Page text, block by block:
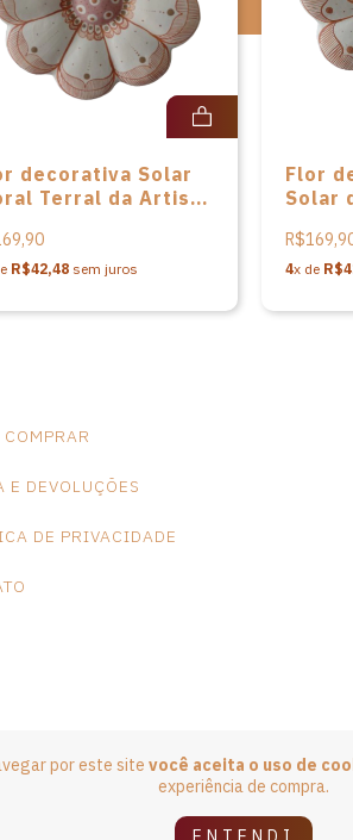
por este site você aceita o uso de
experiência de compra.
decorativa Solar
Terral da Artista
R$42,48 sem juros
Flor
Solar
4x de
E DEVOLUÇÕES
DE PRIVACIDADE